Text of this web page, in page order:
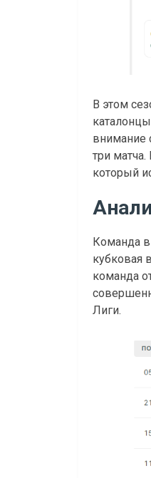
В этом
внимание
три
который
Команда
кубковая
команда
Лиги.